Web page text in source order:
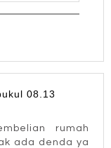
08.13
rumah
ada denda ya